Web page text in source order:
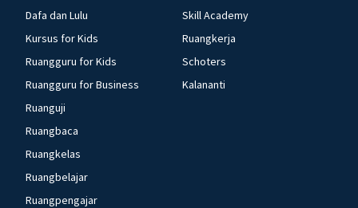
Dafa dan Lulu
Kursus for Kids
Ruangguru for Kids
Ruangguru for Business
Ruanguji
Ruangbaca
Ruangkelas
Ruangbelajar
Ruangpengajar
Skill Academy
Ruangkerja
Schoters
Kalananti